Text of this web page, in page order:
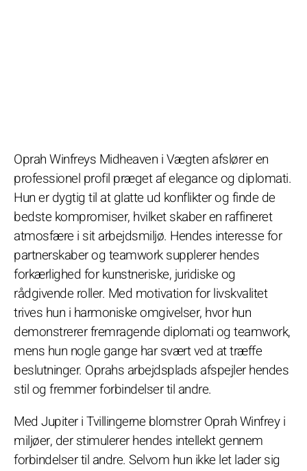
Oprah Winfreys Midheaven i Vægten afslører en
professionel profil præget af elegance og diplomati.
Hun er dygtig til at glatte ud konflikter og finde de
bedste kompromiser, hvilket skaber en raffineret
atmosfære i sit arbejdsmiljø. Hendes interesse for
partnerskaber og teamwork supplerer hendes
forkærlighed for kunstneriske, juridiske og
rådgivende roller. Med motivation for livskvalitet
trives hun i harmoniske omgivelser, hvor hun
demonstrerer fremragende diplomati og teamwork,
mens hun nogle gange har svært ved at træffe
beslutninger. Oprahs arbejdsplads afspejler hendes
stil og fremmer forbindelser til andre.
Med Jupiter i Tvillingerne blomstrer Oprah Winfrey i
miljøer, der stimulerer hendes intellekt gennem
forbindelser til andre. Selvom hun ikke let lader sig